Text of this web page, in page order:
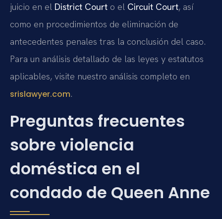
juicio en el District Court o el Circuit Court, así
como en procedimientos de eliminación de
antecedentes penales tras la conclusión del caso.
Para un análisis detallado de las leyes y estatutos
aplicables, visite nuestro análisis completo en
srislawyer.com.
Preguntas frecuentes
sobre violencia
doméstica en el
condado de Queen Anne